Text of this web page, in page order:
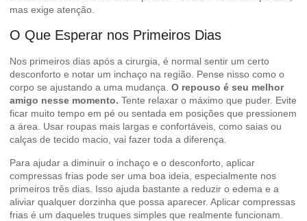
mas exige atenção.
O Que Esperar nos Primeiros Dias
Nos primeiros dias após a cirurgia, é normal sentir um certo
desconforto e notar um inchaço na região. Pense nisso como o
corpo se ajustando a uma mudança. O repouso é seu melhor
amigo nesse momento. Tente relaxar o máximo que puder. Evite
ficar muito tempo em pé ou sentada em posições que pressionem
a área. Usar roupas mais largas e confortáveis, como saias ou
calças de tecido macio, vai fazer toda a diferença.
Para ajudar a diminuir o inchaço e o desconforto, aplicar
compressas frias pode ser uma boa ideia, especialmente nos
primeiros três dias. Isso ajuda bastante a reduzir o edema e a
aliviar qualquer dorzinha que possa aparecer. Aplicar compressas
frias é um daqueles truques simples que realmente funcionam.